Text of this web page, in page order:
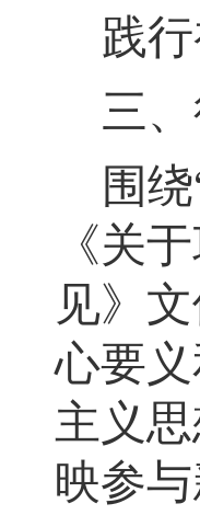
践
三
围绕
《关
见》
心要
主义
映参